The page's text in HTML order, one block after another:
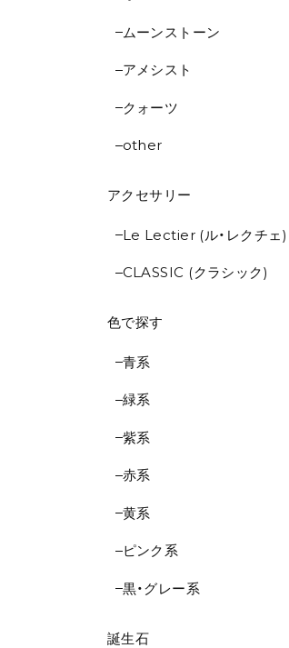
ムーンストーン
アメシスト
クォーツ
other
アクセサリー
Le Lectier (ル・レクチェ)
CLASSIC (クラシック)
色で探す
青系
緑系
紫系
赤系
黄系
ピンク系
黒・グレー系
誕生石